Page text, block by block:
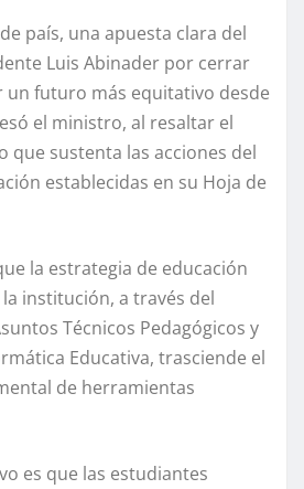
país, una apuesta clara del
Luis Abinader por cerrar
un futuro más equitativo desde
el ministro, al resaltar el
que sustenta las acciones del
establecidas en su Hoja de
la estrategia de educación
institución, a través del
Técnicos Pedagógicos y
Educativa, trasciende el
de herramientas
es que las estudiantes